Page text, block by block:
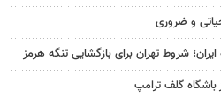
و ضروری
شروط تهران برای بازگشایی تنگه هرمز
باشگاه گلف ترامپ